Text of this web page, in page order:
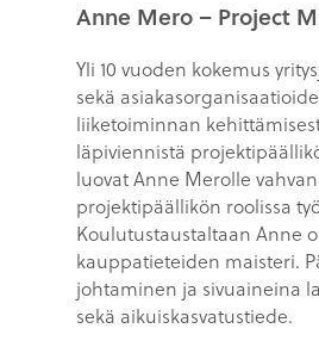
Anne Mero – Project
Yli 10 vuoden kokemus
sekä
liiketoiminnan
läpiviennistä
luovat Anne Merolle
projektipäällikön roolissa
Koulutustaustaltaan Anne
kauppatieteiden maisteri.
johtaminen ja sivuaineina
sekä aikuiskasvatustiede.